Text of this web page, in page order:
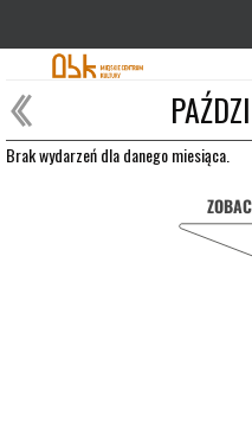
0,00
PLN
Brak wydarzeń dla danego miesiąca.